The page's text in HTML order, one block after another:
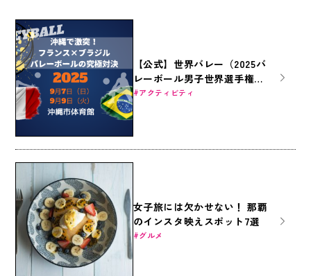
【公式】世界バレー（2025バ
レーボール男子世界選手権）
直前 フランス代表vsブラジ
アクティビティ
女子旅には欠かせない！ 那覇
のインスタ映えスポット7選
グルメ